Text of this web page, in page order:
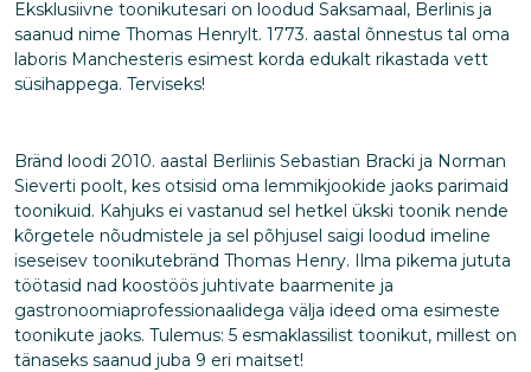
Eksklusiivne toonikutesari on loodud Saksamaal, Berlinis ja
saanud nime Thomas Henrylt. 1773. aastal õnnestus tal oma
laboris Manchesteris esimest korda edukalt rikastada vett
süsihappega. Terviseks!
Bränd loodi 2010. aastal Berliinis Sebastian Bracki ja Norman
Sieverti poolt, kes otsisid oma lemmikjookide jaoks parimaid
toonikuid. Kahjuks ei vastanud sel hetkel ükski toonik nende
kõrgetele nõudmistele ja sel põhjusel saigi loodud imeline
iseseisev toonikutebränd Thomas Henry. Ilma pikema jututa
töötasid nad koostöös juhtivate baarmenite ja
gastronoomiaprofessionaalidega välja ideed oma esimeste
toonikute jaoks. Tulemus: 5 esmaklassilist toonikut, millest on
tänaseks saanud juba 9 eri maitset!